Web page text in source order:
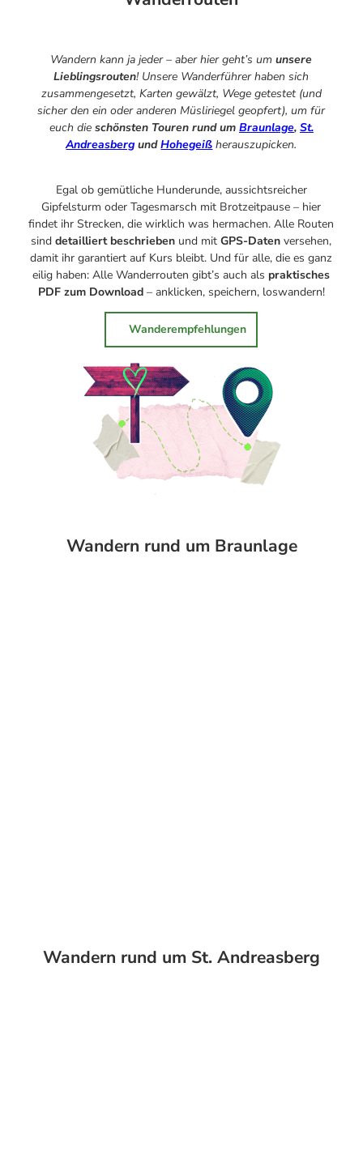
Eventkalender
Geschichten aus Braunlage
Alle Geschichten
Sicherheit am Berg: Wie die Bergwacht im Harz hilft
Bauer Neigenfindt in Sankt Andreasberg im Harz
Bogenschiessen in Hohegeiss
Noch lange nicht Schicht im Schacht
Wanderführer Jörg Kühnhold
Eure Reise-Infos
Alle Infos auf einen Blick
Webcams
Kulinarik
Einkaufen
Wandern kann ja jeder – aber hier geht’s umunsere
Lieblingsrouten! Unsere Wanderführer haben sich
zusammengesetzt, Karten gewälzt, Wege getestet (und
sicher den ein oder anderen Müsliriegel geopfert), um für
euch die schönsten Touren rund um Braunlage, St.
Andreasberg undHohegeiß herauszupicken.
Egal ob gemütliche Hunderunde, aussichtsreicher
Gipfelsturm oder Tagesmarsch mit Brotzeitpause – hier
findet ihr Strecken, die wirklich was hermachen. Alle Routen
sinddetailliert beschrieben und mitGPS-Daten versehen,
damit ihr garantiert auf Kurs bleibt. Und für alle, die es ganz
eilig haben: Alle Wanderrouten gibt’s auch als praktisches
PDF zum Download– anklicken, speichern, loswandern!
Wanderempfehlungen
Wandern rund um Braunlage
Wandern rund um St. Andreasberg